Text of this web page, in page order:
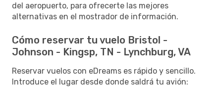
del aeropuerto, para ofrecerte las mejores
alternativas en el mostrador de información.
Cómo reservar tu vuelo Bristol -
Johnson - Kingsp, TN - Lynchburg, VA
Reservar vuelos con eDreams es rápido y sencillo.
Introduce el lugar desde donde saldrá tu avión: